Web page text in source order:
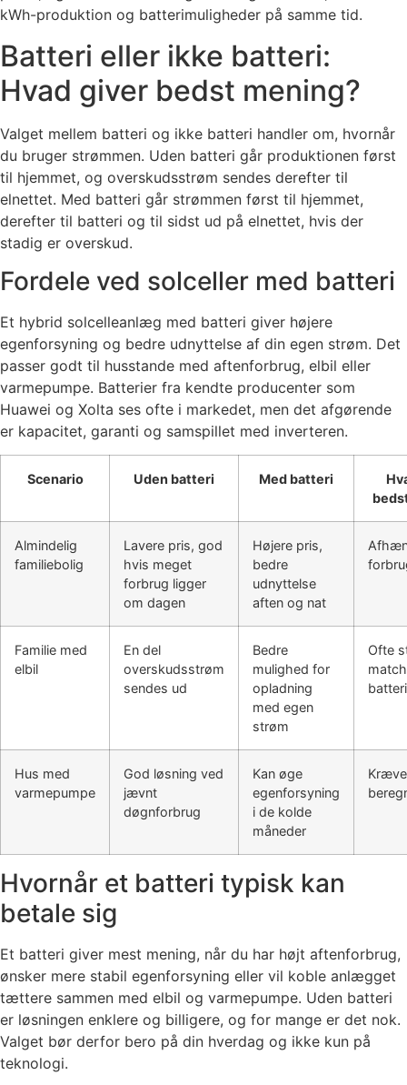
kWh-produktion og batterimuligheder på samme tid.
Batteri eller ikke batteri:
Hvad giver bedst mening?
Valget mellem batteri og ikke batteri handler om, hvornår
du bruger strømmen. Uden batteri går produktionen først
til hjemmet, og overskudsstrøm sendes derefter til
elnettet. Med batteri går strømmen først til hjemmet,
derefter til batteri og til sidst ud på elnettet, hvis der
stadig er overskud.
Fordele ved solceller med batteri
Et hybrid solcelleanlæg med batteri giver højere
egenforsyning og bedre udnyttelse af din egen strøm. Det
passer godt til husstande med aftenforbrug, elbil eller
varmepumpe. Batterier fra kendte producenter som
Huawei og Xolta ses ofte i markedet, men det afgørende
er kapacitet, garanti og samspillet med inverteren.
Scenario Uden batteri Med batteri
Almindelig
familiebolig
Lavere pris, god
hvis meget
forbrug ligger
om dagen
Højere pris,
bedre
udnyttelse
aften og nat
Familie med
elbil
En del
overskudsstrøm
sendes ud
Bedre
mulighed for
opladning
med egen
strøm
Ofte
batteri
Hus med
varmepumpe
God løsning ved
jævnt
døgnforbrug
Kan øge
egenforsyning
i de kolde
måneder
Hvornår et batteri typisk kan
betale sig
Et batteri giver mest mening, når du har højt aftenforbrug,
ønsker mere stabil egenforsyning eller vil koble anlægget
tættere sammen med elbil og varmepumpe. Uden batteri
er løsningen enklere og billigere, og for mange er det nok.
Valget bør derfor bero på din hverdag og ikke kun på
teknologi.